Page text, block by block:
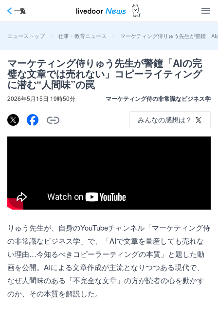
一覧
ニューストップ > 仕事・教育ニュース > マーケティング侍りゅう先生が警鐘「
マーケティング侍りゅう先生が警鐘「AIの完
璧な文章では売れない」コピーライティング
に潜む“人間味”の罠
2026年5月15日 19時50分 マーケティング侍の非常識なビジネス学
みんなの感想は？
りゅう先生が、自身のYouTubeチャンネル「マーケティング侍
の非常識なビジネス学」で、「AIで文章を量産しても売れな
い理由…今知るべきコピーラーティングの本質」と題した動
画を公開。AIによる文章作成が主流となりつつある現代で、
なぜ人間味のある「不完全な文章」の方が読者の心を動かす
のか、その本質を解説した。